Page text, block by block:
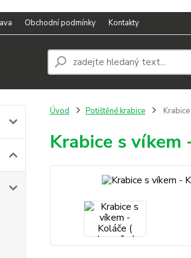
Obchodní podmínky Kontakty
Úvod Potištěné krabice
Krabice s víkem